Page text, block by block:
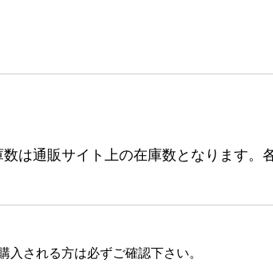
は通販サイト上の在庫数となります。
入される方は必ずご確認下さい。